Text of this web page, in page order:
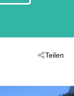
Teilen